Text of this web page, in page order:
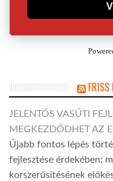
JELENTŐS VASÚTI
MEGKEZDŐDHET AZ
Újabb fontos lépés
fejlesztése érdekében:
korszerűsítésének